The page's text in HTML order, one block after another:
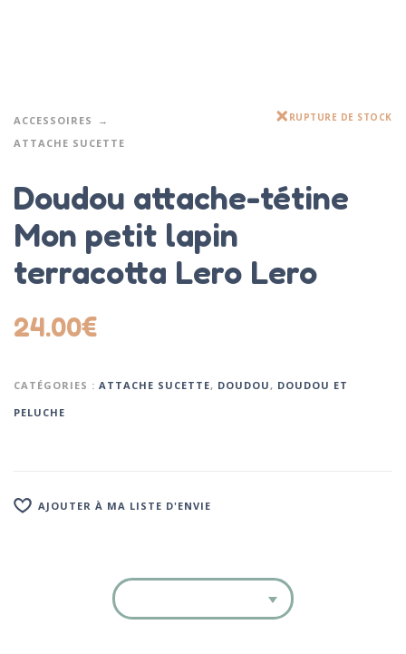
ACCESSOIRES
ATTACHE SUCETTE
RUPTURE DE STOCK
Doudou attache-tétine
Mon petit lapin
terracotta Lero Lero
24.00€
CATÉGORIES : ATTACHE SUCETTE, DOUDOU, DOUDOU ET
PELUCHE
AJOUTER À MA LISTE D'ENVIE